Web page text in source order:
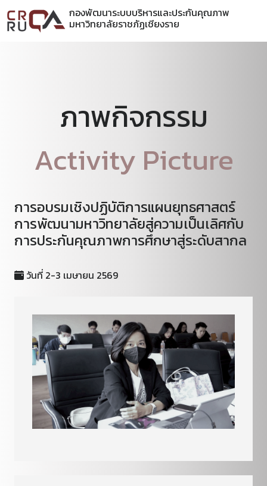
กองพัฒนาระบบบริหารและประกันคุณภาพ
มหาวิทยาลัยราชภัฏเชียงราย
ภาพกิจกรรม
Activity Picture
การอบรมเชิงปฏิบัติการแผนยุทธศาสตร์
การพัฒนามหาวิทยาลัยสู่ความเป็นเลิศกับ
การประกันคุณภาพการศึกษาสู่ระดับสากล
วันที่ 2-3 เมษายน 2569